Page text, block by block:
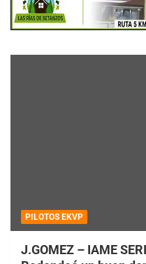
PILOTOS EKVP
J.GOMEZ – IAME